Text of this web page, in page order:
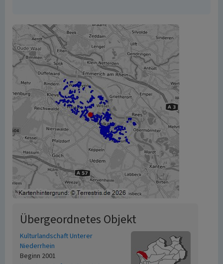
Übergeordnetes Objekt
Kulturlandschaft Unterer
Niederrhein
Beginn 2001